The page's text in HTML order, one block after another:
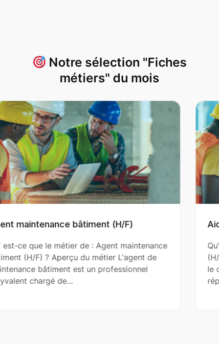
Notre sélection "Fiches
métiers" du mois
de
Aide Couvreur (H/F)
Qu' est-ce que le métier de : Aide
(H/F) ? Aperçu du métier L'aide
le couvreur principal dans l’installation,
réparation et…